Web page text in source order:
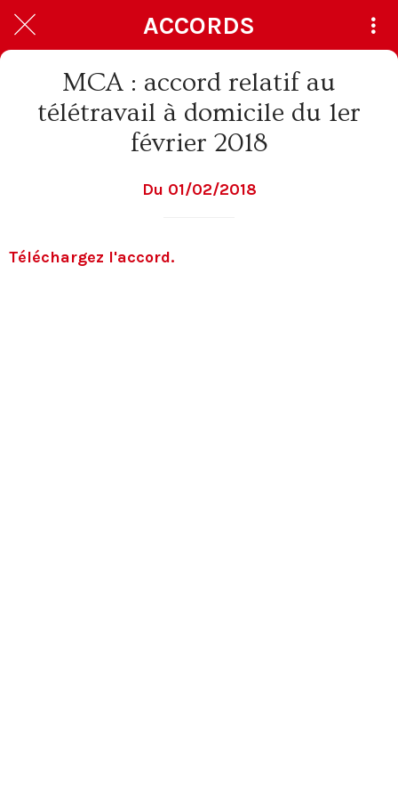
ACCORDS
MCA : accord relatif au
télétravail à domicile du 1er
février 2018
Du 01/02/2018
Téléchargez l'accord.